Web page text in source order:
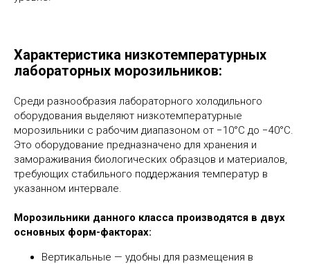
Характеристика низкотемпературных
лабораторных морозильников:
Среди разнообразия лабораторного холодильного
оборудования выделяют низкотемпературные
морозильники с рабочим диапазоном от −10°C до −40°C.
Это оборудование предназначено для хранения и
замораживания биологических образцов и материалов,
требующих стабильного поддержания температур в
указанном интервале.
Морозильники данного класса производятся в двух
основных форм-факторах:
Вертикальные — удобны для размещения в